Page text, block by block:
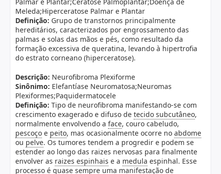
Meleda;Hiperceratose Palmar e Plantar
Definição: Grupo de transtornos principalmente
hereditários, caracterizados por engrossamento das
palmas e solas das mãos e pés, como resultado da
formação excessiva de queratina, levando à hipertrofia
do estrato corneano (hiperceratose).
Descrição: Neurofibroma Plexiforme
Sinônimo: Elefantíase Neuromatosa;Neuromas
Plexiformes;Paquidermatocele
Definição: Tipo de neurofibroma manifestando-se com
crescimento exagerado e difuso de tecido subcutâneo,
normalmente envolvendo a face, couro cabeludo,
pescoço e peito, mas ocasionalmente ocorre no abdome
ou pelve. Os tumores tendem a progredir e podem se
estender ao longo das raizes nervosas para finalmente
envolver as raizes espinhais e a medula espinhal. Esse
processo é quase sempre uma manifestação de